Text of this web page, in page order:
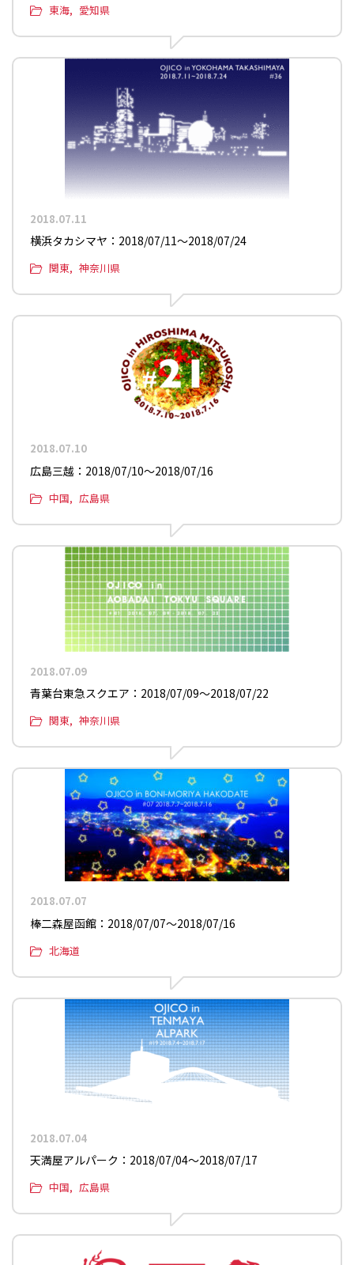
東海 愛知県
2018.07.11
横浜タカシマヤ：2018/07/11〜2018/07/24
関東 神奈川県
2018.07.10
広島三越：2018/07/10〜2018/07/16
中国 広島県
2018.07.09
青葉台東急スクエア：2018/07/09〜2018/07/22
関東 神奈川県
2018.07.07
棒二森屋函館：2018/07/07〜2018/07/16
北海道
2018.07.04
天満屋アルパーク：2018/07/04〜2018/07/17
中国 広島県